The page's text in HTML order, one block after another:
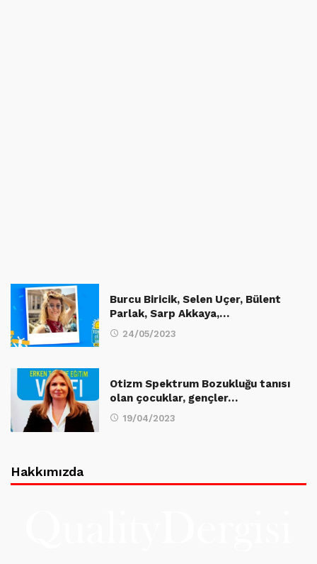
Burcu Biricik, Selen Uçer, Bülent
Parlak, Sarp Akkaya,…
24/05/2023
Otizm Spektrum Bozukluğu tanısı
olan çocuklar, gençler…
19/04/2023
Hakkımızda